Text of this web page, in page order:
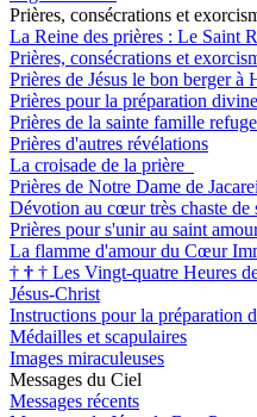
Prières, consécrations et
La Reine des prières : Le Saint
Prières, consécrations et
Prières de Jésus le bon berger à
Prières pour la préparation
Prières de la sainte famille refuge
Prières d'autres révélations
La croisade de la prière
Prières de Notre Dame de Jacarei
Dévotion au cœur très chaste de
Prières pour s'unir au saint
La flamme d'amour du Cœur
† † † Les Vingt-quatre Heures
Jésus-Christ
Instructions pour la préparation
Médailles et scapulaires
Images miraculeuses
Messages du Ciel
Messages récents